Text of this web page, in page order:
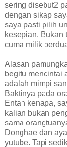
sering disebut2
dengan sikap
saya pasti pilih
kesepian. Bukan
cuma milik
Alasan
begitu mencintai
adalah mimpi
Baktinya pada
Entah kenapa,
kalian bukan
sama
Donghae dan
yutube. Tapi